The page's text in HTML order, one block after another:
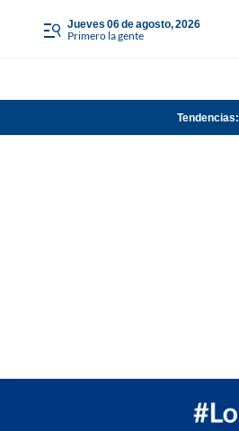
jueves 06 de agosto, 2026
Primero la gente
Tendencias: